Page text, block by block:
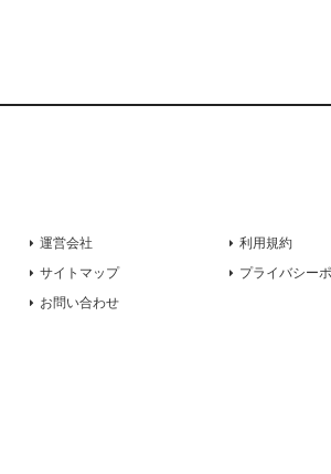
運営会社
サイトマップ
お問い合わせ
利用規約
プライバシー